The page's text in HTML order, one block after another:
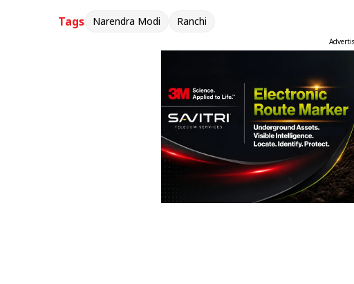
Tags Narendra Modi Ranchi